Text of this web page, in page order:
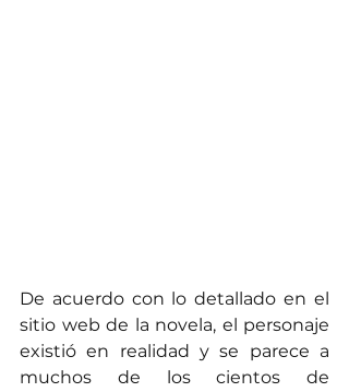
De acuerdo con lo detallado en el
sitio web de la novela, el personaje
existió en realidad y se parece a
muchos de los cientos de